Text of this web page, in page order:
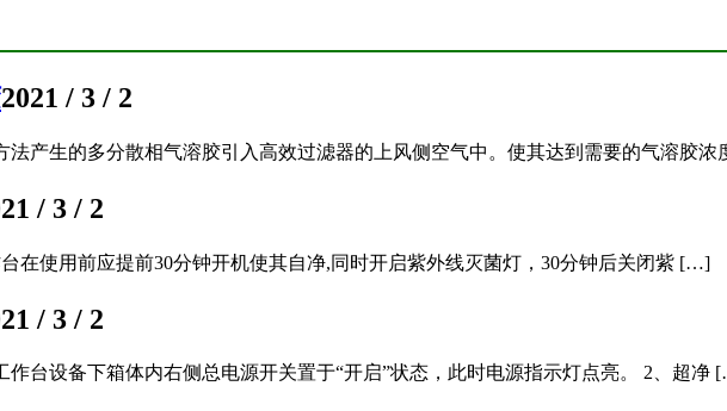
2021 / 3 / 2
法产生的多分散相气溶胶引入高效过滤器的上风侧空气中。使其达到需要的气溶胶
/ 3 / 2
在使用前应提前30分钟开机使其自净,同时开启紫外线灭菌灯，30分钟后关闭紫 […]
/ 3 / 2
作台设备下箱体内右侧总电源开关置于“开启”状态，此时电源指示灯点亮。 2、超净